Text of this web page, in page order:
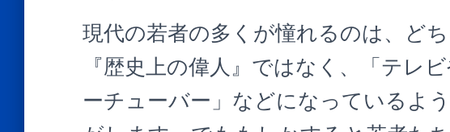
現代の若者の多くが憧れるのは、ど
『歴史上の偉人』ではなく、「テレ
ーチューバー」などになっているよ